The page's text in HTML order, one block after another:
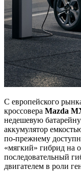
С европейского
кроссовера Mazda
недешевую
аккумулятор
по-прежнему
«мягкий» гибрид на
последовательный
двигателем в роли